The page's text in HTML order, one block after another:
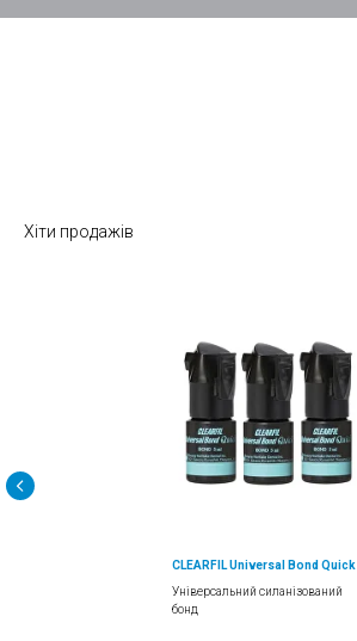
Хіти продажів
CLEARFIL Universal Bond Quick
Універсальний силанізований
бонд